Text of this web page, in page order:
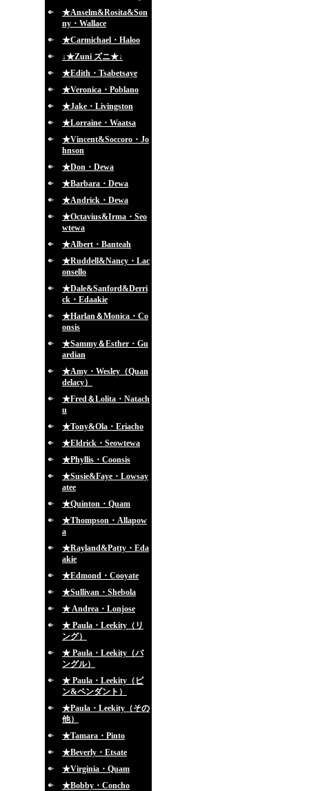
★Anselm&Rosita&Son
ny・Wallace
★Carmichael・Haloo
↓★Zuni ズニ★↓
★Edith・Tsabetsaye
★Veronica・Poblano
★Jake・Livingston
★Lorraine・Waatsa
★Vincent&Soccoro・Jo
hnson
★Don・Dewa
★Barbara・Dewa
★Andrick・Dewa
★Octavius&Irma・Seo
wtewa
★Albert・Banteah
★Ruddell&Nancy・Lac
onsello
★Dale&Sanford&Derri
ck・Edaakie
★Harlan＆Monica・Co
onsis
★Sammy＆Esther・Gu
ardian
★Amy・Wesley（Quan
delacy）
★Fred＆Lolita・Natach
u
★Tony&Ola・Eriacho
★Eldrick・Seowtewa
★Phyllis・Coonsis
★Susie&Faye・Lowsay
atee
★Quinton・Quam
★Thompson・Allapow
a
★Rayland&Patty・Eda
akie
★Edmond・Cooyate
★Sullivan・Shebola
★ Andrea・Lonjose
★ Paula・Leekity（リ
ング）
★ Paula・Leekity（バ
ングル）
★ Paula・Leekity（ピ
ン&ペンダント）
★Paula・Leekity（その
他）
★Tamara・Pinto
★Beverly・Etsate
★Virginia・Quam
★Bobby・Concho